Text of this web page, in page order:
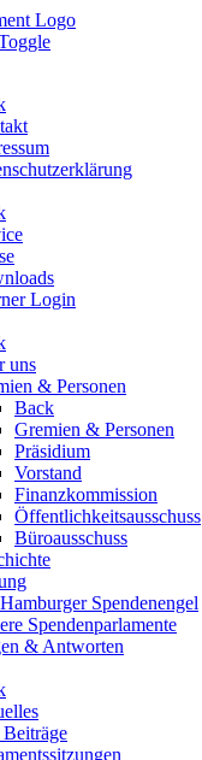
Login
uns
& Personen
Back
Gremien & Personen
Präsidium
Vorstand
Finanzkommission
Öffentlichkeitsausschuss
Büroausschuss
Spendenengel
Spendenparlamente
& Antworten